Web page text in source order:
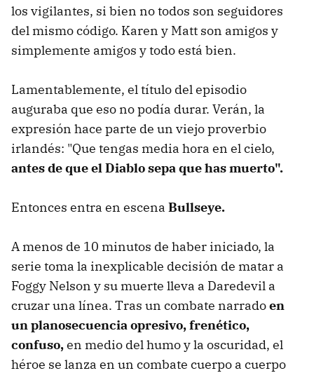
los vigilantes, si bien no todos son seguidores
del mismo código. Karen y Matt son amigos y
simplemente amigos y todo está bien.
Lamentablemente, el título del episodio
auguraba que eso no podía durar. Verán, la
expresión hace parte de un viejo proverbio
irlandés: "Que tengas media hora en el cielo,
antes de que el Diablo sepa que has muerto".
Entonces entra en escena Bullseye.
A menos de 10 minutos de haber iniciado, la
serie toma la inexplicable decisión de matar a
Foggy Nelson y su muerte lleva a Daredevil a
cruzar una línea. Tras un combate narradoen
un planosecuencia opresivo, frenético,
confuso,en medio del humo y la oscuridad, el
héroe se lanza en un combate cuerpo a cuerpo